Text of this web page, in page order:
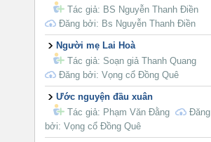
Tác giả: BS Nguyễn Thanh Điền
Đăng bởi: Bs Nguyễn Thanh Điền
Người mẹ Lai Hoà
Tác giả: Soạn giả Thanh Quang
Đăng bởi: Vọng cổ Đồng Quê
Ước nguyện đầu xuân
Tác giả: Phạm Văn Đằng
Đăng
bởi: Vọng cổ Đồng Quê